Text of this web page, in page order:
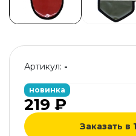
Артикул: -
новинка
219 ₽
Заказать в